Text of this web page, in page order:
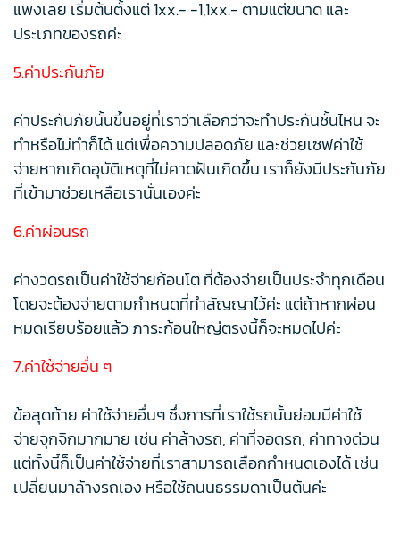
แพงเลย เริ่มต้นตั้งแต่ 1xx.- -1,1xx.- ตามแต่ขนาด และ
ประเภทของรถค่ะ
5.ค่าประกันภัย
ค่าประกันภัยนั้นขึ้นอยู่ที่เราว่าเลือกว่าจะทำประกันชั้นไหน จะ
ทำหรือไม่ทำก็ได้ แต่เพื่อความปลอดภัย และช่วยเซฟค่าใช้
จ่ายหากเกิดอุบัติเหตุที่ไม่คาดฝันเกิดขึ้น เราก็ยังมีประกันภัย
ที่เข้ามาช่วยเหลือเรานั่นเองค่ะ
6.ค่าผ่อนรถ
ค่างวดรถเป็นค่าใช้จ่ายก้อนโต ที่ต้องจ่ายเป็นประจำทุกเดือน
โดยจะต้องจ่ายตามกำหนดที่ทำสัญญาไว้ค่ะ แต่ถ้าหากผ่อน
หมดเรียบร้อยแล้ว ภาระก้อนใหญ่ตรงนี้ก็จะหมดไปค่ะ
7.ค่าใช้จ่ายอื่น ๆ
ข้อสุดท้าย ค่าใช้จ่ายอื่นๆ ซึ่งการที่เราใช้รถนั้นย่อมมีค่าใช้
จ่ายจุกจิกมากมาย เช่น ค่าล้างรถ, ค่าที่จอดรถ, ค่าทางด่วน
แต่ทั้งนี้ก็เป็นค่าใช้จ่ายที่เราสามารถเลือกกำหนดเองได้ เช่น
เปลี่ยนมาล้างรถเอง หรือใช้ถนนธรรมดาเป็นต้นค่ะ